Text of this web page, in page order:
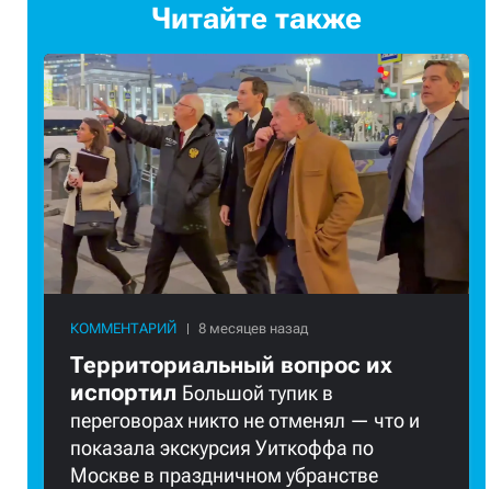
Читайте также
КОММЕНТАРИЙ
Территориальный вопрос их
испортил Большой тупик в
переговорах никто не отменял — что и
показала экскурсия Уиткоффа по
Москве в праздничном убранстве